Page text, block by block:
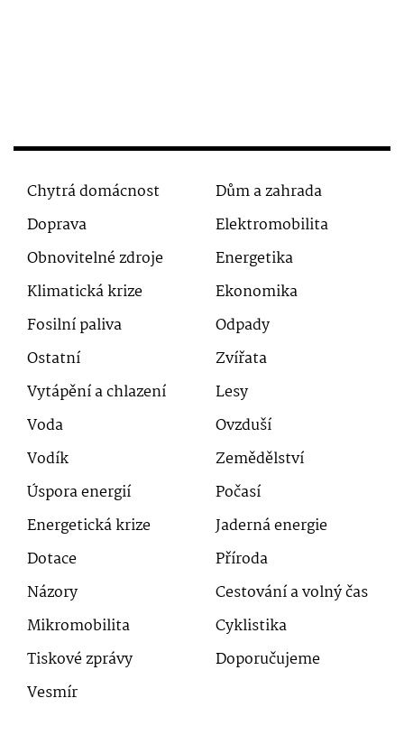
Chytrá domácnost
Dům a zahrada
Doprava
Elektromobilita
Obnovitelné zdroje
Energetika
Klimatická krize
Ekonomika
Fosilní paliva
Odpady
Ostatní
Zvířata
Vytápění a chlazení
Lesy
Voda
Ovzduší
Vodík
Zemědělství
Úspora energií
Počasí
Energetická krize
Jaderná energie
Dotace
Příroda
Názory
Cestování a volný čas
Mikromobilita
Cyklistika
Tiskové zprávy
Doporučujeme
Vesmír